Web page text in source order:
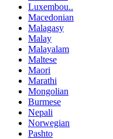
Luxembou..
Macedonian
Malagasy
Malay
Malayalam
Maltese
Maori
Marathi
Mongolian
Burmese
Nepali
Norwegian
Pashto